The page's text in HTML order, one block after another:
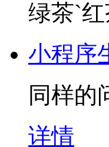
绿茶`
小程序
同样的
详情